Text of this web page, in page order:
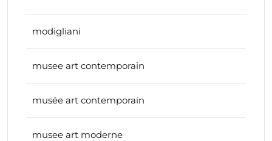
modigliani
musee art contemporain
musée art contemporain
musee art moderne